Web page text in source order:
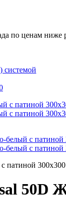
по ценам ниже
системой
патиной 300х300
50D